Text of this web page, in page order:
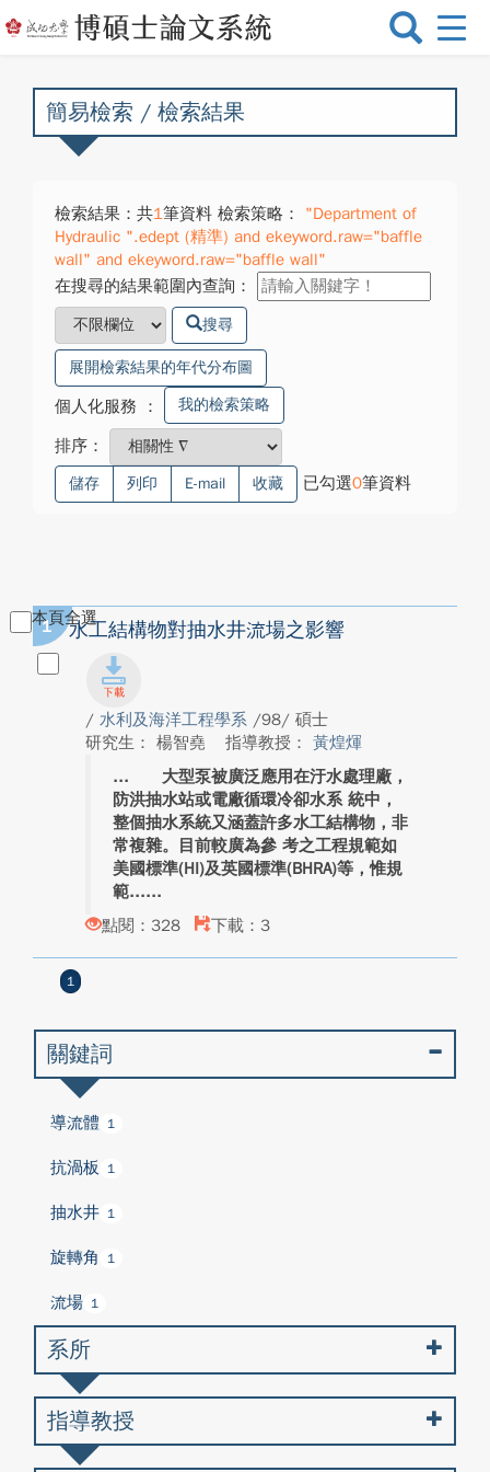
選
換
簡易檢索 / 檢索結果
檢索結果：共1筆資料 檢索策略：
"Department of
Hydraulic ".edept (精準) and ekeyword.raw="baffle
wall" and ekeyword.raw="baffle wall"
在搜尋的結果範圍內查詢：
搜尋
展開檢索結果的年代分布圖
個人化服務 ： 我的檢索策略
排序：
儲存 列印 E-mail 收藏 已勾選0筆資料
本頁全選
1 水工結構物對抽水井流場之影響
/ 水利及海洋工程學系 /98/ 碩士
研究生： 楊智堯
指導教授： 黃煌煇
大型泵被廣泛應用在汙水處理廠，
防洪抽水站或電廠循環冷卻水系 統中，
整個抽水系統又涵蓋許多水工結構物，非
常複雜。目前較廣為參 考之工程規範如
美國標準(HI)及英國標準(BHRA)等，惟規
範...
點閱：328
下載：3
1
關鍵詞
導流體 1
抗渦板 1
抽水井 1
旋轉角 1
流場 1
系所
指導教授